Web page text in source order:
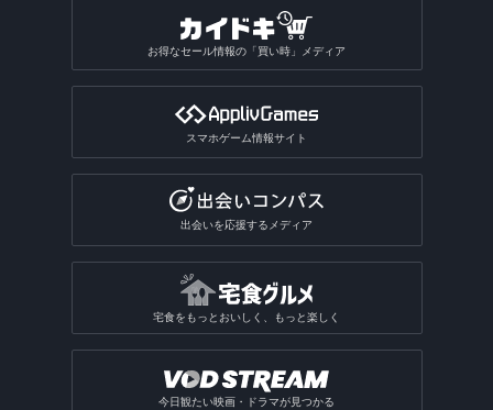
お得なセール情報の「買い時」メディア
スマホゲーム情報サイト
出会いを応援するメディア
宅食をもっとおいしく、もっと楽しく
今日観たい映画・ドラマが見つかる